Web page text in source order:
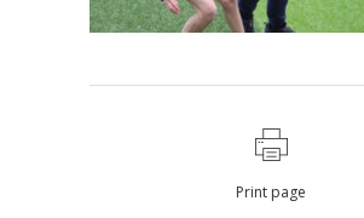
Print page